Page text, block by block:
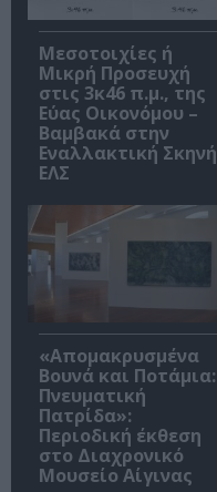
Μεσοτοιχίες ή
Μικρή Προσευχή
στις 3κ46 π.μ., της
Εύας Οικονόμου –
Βαμβακά στην
Εναλλακτική Σκηνή
ΕΛΣ
«Απομακρυσμένα
Βουνά και Ποτάμια:
Πνευματική
Πατρίδα»:
Περιοδική έκθεση
στο Διαχρονικό
Μουσείο Αίγινας